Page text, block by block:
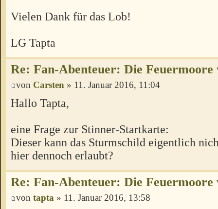
Vielen Dank für das Lob!
LG Tapta
Re: Fan-Abenteuer: Die Feuermoore
von Carsten » 11. Januar 2016, 11:04
Hallo Tapta,
eine Frage zur Stinner-Startkarte:
Dieser kann das Sturmschild eigentlich
hier dennoch erlaubt?
Re: Fan-Abenteuer: Die Feuermoore
von tapta » 11. Januar 2016, 13:58